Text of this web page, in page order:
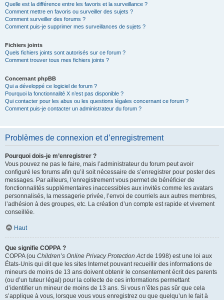
Quelle est la différence entre les favoris et la surveillance ?
Comment mettre en favoris ou surveiller des sujets ?
Comment surveiller des forums ?
Comment puis-je supprimer mes surveillances de sujets ?
Fichiers joints
Quels fichiers joints sont autorisés sur ce forum ?
Comment trouver tous mes fichiers joints ?
Concernant phpBB
Qui a développé ce logiciel de forum ?
Pourquoi la fonctionnalité X n’est pas disponible ?
Qui contacter pour les abus ou les questions légales concernant ce forum ?
Comment puis-je contacter un administrateur du forum ?
Problèmes de connexion et d’enregistrement
Pourquoi dois-je m’enregistrer ?
Vous pouvez ne pas le faire, mais l’administrateur du forum peut avoir
configuré les forums afin qu’il soit nécessaire de s’enregistrer pour poster des
messages. Par ailleurs, l’enregistrement vous permet de bénéficier de
fonctionnalités supplémentaires inaccessibles aux invités comme les avatars
personnalisés, la messagerie privée, l’envoi de courriels aux autres membres,
l’adhésion à des groupes, etc. La création d’un compte est rapide et vivement
conseillée.
Haut
Que signifie COPPA ?
COPPA (ou Children’s Online Privacy Protection Actde 1998) est une loi aux
États-Unis qui dit que les sites Internet pouvant recueillir des informations de
mineurs de moins de 13 ans doivent obtenir le consentement écrit des parents
(ou d’un tuteur légal) pour la collecte de ces informations permettant
d’identifier un mineur de moins de 13 ans. Si vous n’êtes pas sûr que cela
s’applique à vous, lorsque vous vous enregistrez ou que quelqu’un le fait à